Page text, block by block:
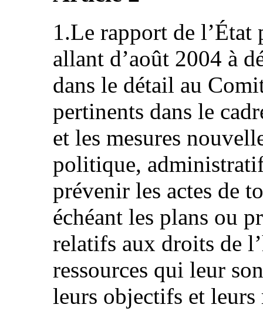
1.Le rapport de
allant d’août 2004 à
dans le détail au
pertinents dans le
et les mesures
politique,
prévenir les actes de
échéant les plans ou
relatifs aux droits de
ressources qui leur
leurs objectifs et leurs